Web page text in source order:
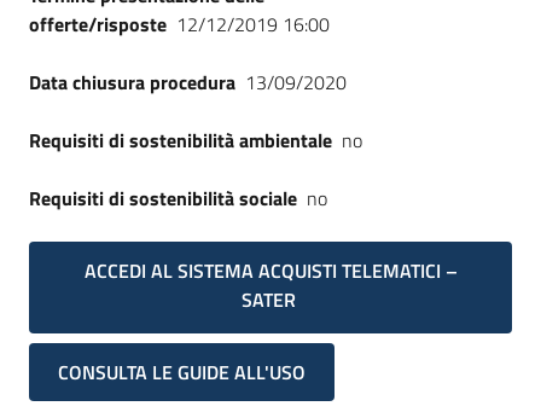
offerte/risposte 12/12/2019 16:00
Data chiusura procedura 13/09/2020
Requisiti di sostenibilità ambientale no
Requisiti di sostenibilità sociale no
ACCEDI AL SISTEMA ACQUISTI TELEMATICI –
SATER
CONSULTA LE GUIDE ALL'USO